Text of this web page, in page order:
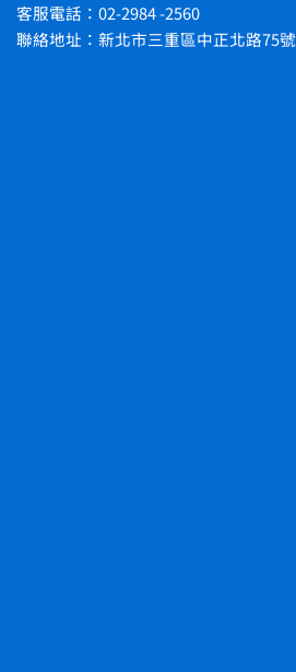
客服電話：02-2984 -2560
聯絡地址：新北市三重區中正北路75號